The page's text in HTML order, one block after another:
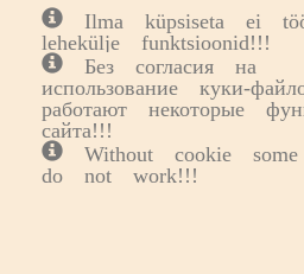
Ilma küpsiseta ei
lehekülje funktsioonid!!!
Без согласия на
использование куки-
работают некоторые
сайта!!!
Without cookie some
do not work!!!